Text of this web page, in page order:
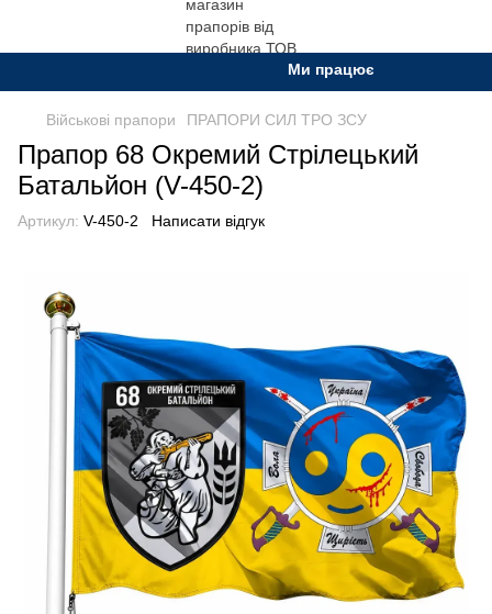
Ми працюємо. Все буде
Військові прапори ПРАПОРИ СИЛ ТРО ЗСУ
Прапор 68 Окремий Стрілецький
Батальйон (V-450-2)
Артикул: V-450-2 Написати відгук